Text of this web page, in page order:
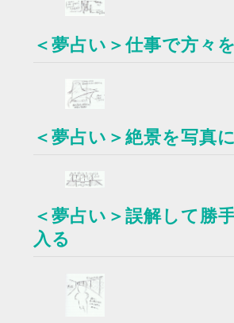
＜夢占い＞仕事で方々
＜夢占い＞絶景を写真
＜夢占い＞誤解して勝
入る